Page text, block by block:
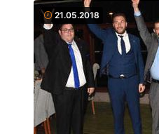
21.05.2018